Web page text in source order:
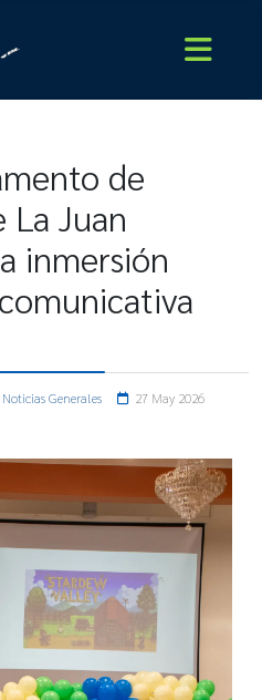
de
La Juan
inmersión
Noticias Generales
27 May 2026